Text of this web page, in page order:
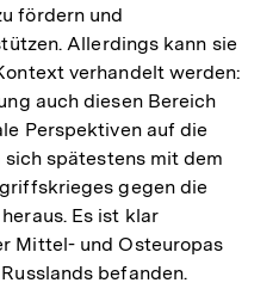
fördern und
Allerdings kann sie
verhandelt werden:
auch diesen Bereich
Perspektiven auf die
spätestens mit dem
gegen die
Es ist klar
Mittel- und Osteuropas
befanden.